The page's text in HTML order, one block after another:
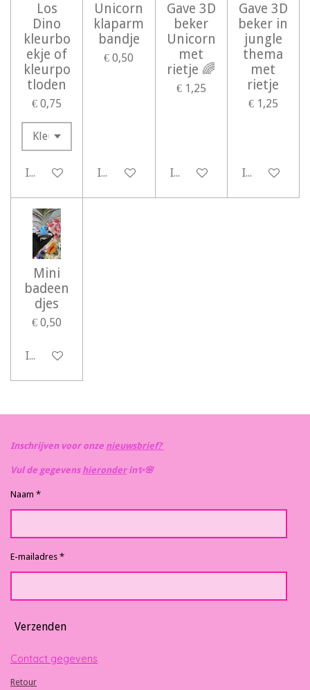
Los
Dino
kleurbo
ekje of
kleurpo
tloden
€ 0,75
In winkelwagen
Unicorn
klaparm
bandje
€ 0,50
In winkelwagen
Gave 3D
beker
Unicorn
met
rietje 🌈
€ 1,25
In winkelwagen
Gave 3D
beker in
jungle
thema
met
rietje
€ 1,25
In
Mini
badeen
djes
€ 0,50
In winkelwagen
Inschrijven voor onze nieuwsbrief?
Vul de gegevens hieronderin✨️🌸
Naam *
E-mailadres *
Verzenden
Contact gegevens
Retour